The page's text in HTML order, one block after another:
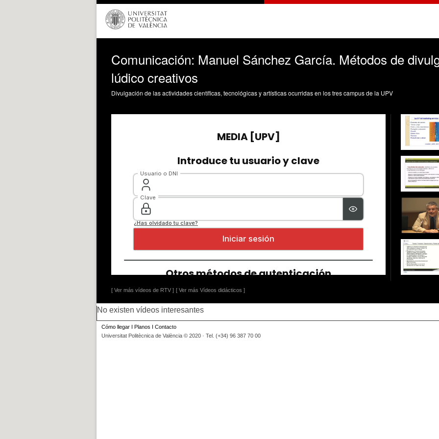
Comunicación: Manuel Sánchez García. Métodos de
lúdico creativos
Divulgación de las actividades científicas, tecnológicas y artísticas ocurridas en los tres campus de la UPV
[ Ver más vídeos de RTV ] [ Ver más Vídeos didácticos ]
No existen vídeos interesantes
Cómo llegar I Planos I Contacto
Universitat Politècnica de València © 2020 · Tel. (+34) 96 387 70 00